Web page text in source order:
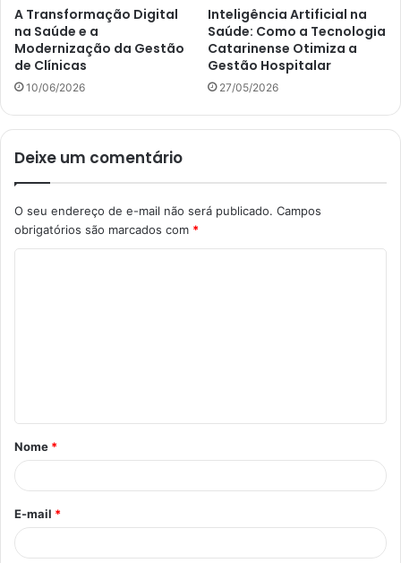
A Transformação Digital
na Saúde e a
Modernização da Gestão
de Clínicas
10/06/2026
Inteligência Artificial na
Saúde: Como a Tecnologia
Catarinense Otimiza a
Gestão Hospitalar
27/05/2026
Deixe um comentário
O seu endereço de e-mail não será publicado. Campos
obrigatórios são marcados com *
á
r
*
Nome *
E-mail *